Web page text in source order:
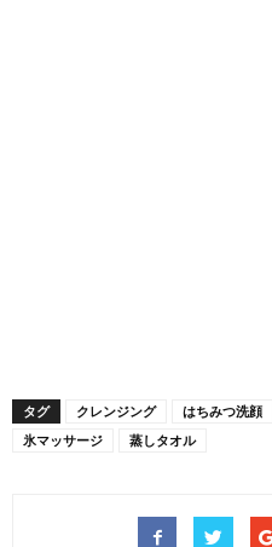
タグ クレンジング はちみつ洗顔
氷マッサージ
蒸しタオル